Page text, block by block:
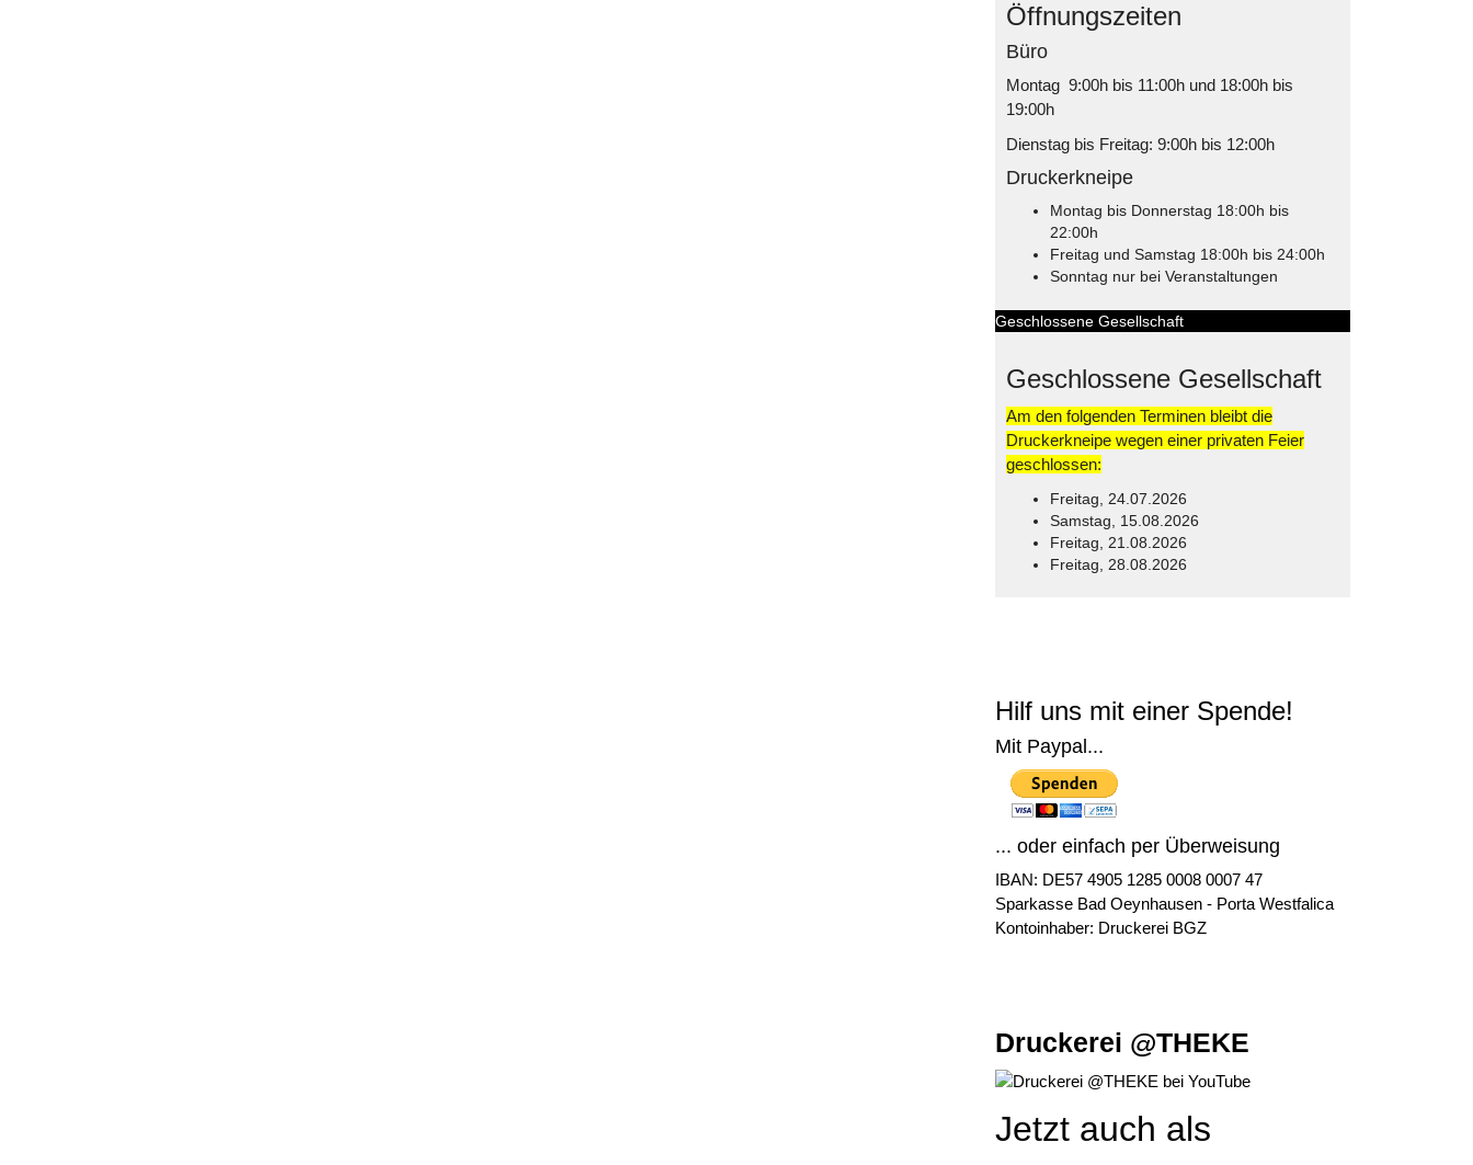
Öffnungszeiten
Büro
Montag 9:00h bis 11:00h und 18:00h bis
19:00h
Dienstag bis Freitag: 9:00h bis 12:00h
Druckerkneipe
Montag bis Donnerstag 18:00h bis
22:00h
Freitag und Samstag 18:00h bis 24:00h
Sonntag nur bei Veranstaltungen
Geschlossene Gesellschaft
Geschlossene Gesellschaft
Am den folgenden Terminen bleibt die
Druckerkneipe wegen einer privaten Feier
geschlossen:
Freitag, 24.07.2026
Samstag, 15.08.2026
Freitag, 21.08.2026
Freitag, 28.08.2026
Hilf uns mit einer Spende!
Mit Paypal...
... oder einfach per Überweisung
IBAN: DE57 4905 1285 0008 0007 47
Sparkasse Bad Oeynhausen - Porta Westfalica
Kontoinhaber: Druckerei BGZ
Druckerei @THEKE
Jetzt auch als